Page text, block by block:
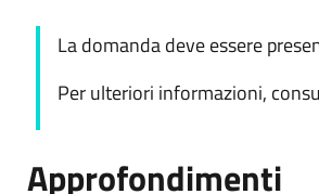
La domanda deve essere
Per ulteriori informazioni,
Approfondimenti